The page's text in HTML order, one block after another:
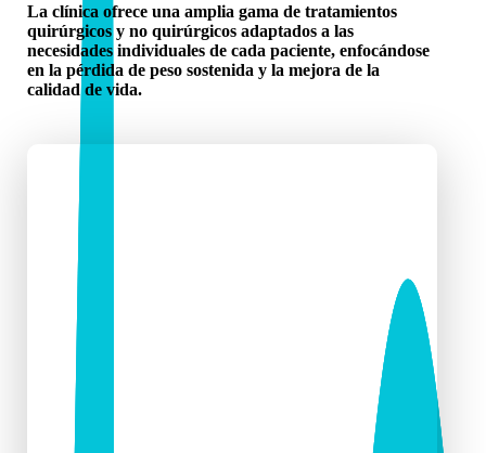
La clínica ofrece una amplia gama de tratamientos
quirúrgicos y no quirúrgicos adaptados a las
necesidades individuales de cada paciente, enfocándose
en la pérdida de peso sostenida y la mejora de la
calidad de vida.